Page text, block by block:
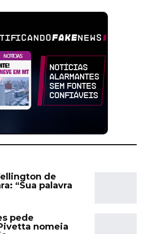
de
“Sua palavra
pede
nomeia